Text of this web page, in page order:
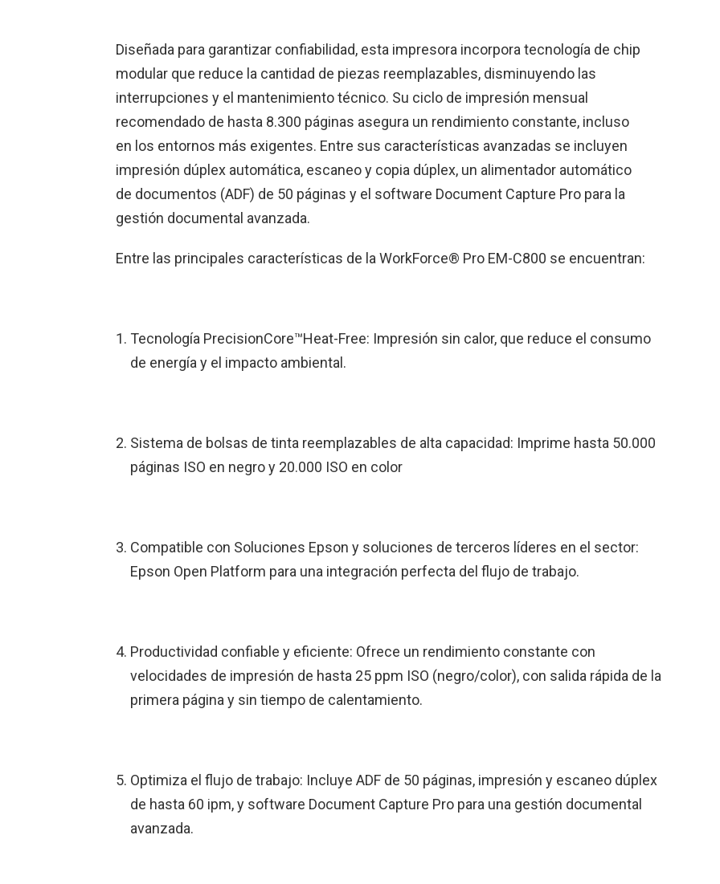
Diseñada para garantizar confiabilidad, esta impresora incorpora tecnología de chip
modular que reduce la cantidad de piezas reemplazables, disminuyendo las
interrupciones y el mantenimiento técnico. Su ciclo de impresión mensual
recomendado de hasta 8.300 páginas asegura un rendimiento constante, incluso
en los entornos más exigentes. Entre sus características avanzadas se incluyen
impresión dúplex automática, escaneo y copia dúplex, un alimentador automático
de documentos (ADF) de 50 páginas y el software Document Capture Pro para la
gestión documental avanzada.
Entre las principales características de la WorkForce® Pro EM-C800 se encuentran:
Tecnología PrecisionCore™Heat-Free: Impresión sin calor, que reduce el consumo
de energía y el impacto ambiental.
Sistema de bolsas de tinta reemplazables de alta capacidad: Imprime hasta 50.000
páginas ISO en negro y 20.000 ISO en color
Compatible con Soluciones Epson y soluciones de terceros líderes en el sector:
Epson Open Platform para una integración perfecta del flujo de trabajo.
Productividad confiable y eficiente: Ofrece un rendimiento constante con
velocidades de impresión de hasta 25 ppm ISO (negro/color), con salida rápida de la
primera página y sin tiempo de calentamiento.
Optimiza el flujo de trabajo: Incluye ADF de 50 páginas, impresión y escaneo dúplex
de hasta 60 ipm, y software Document Capture Pro para una gestión documental
avanzada.